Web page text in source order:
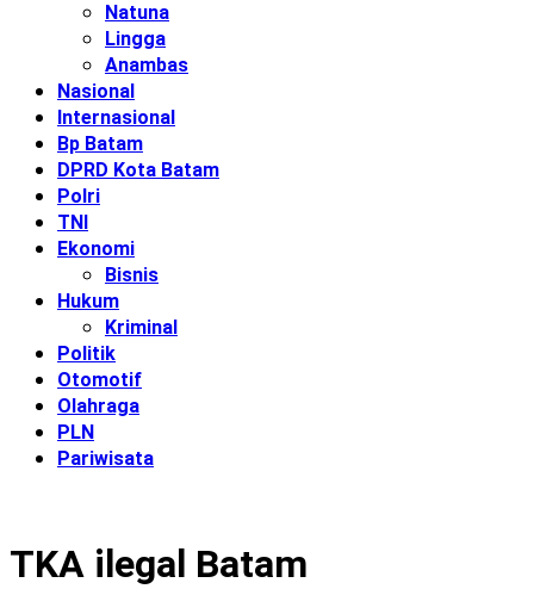
Natuna
Lingga
Anambas
Nasional
Internasional
Bp Batam
DPRD Kota Batam
Polri
TNI
Ekonomi
Bisnis
Hukum
Kriminal
Politik
Otomotif
Olahraga
PLN
Pariwisata
TKA ilegal Batam